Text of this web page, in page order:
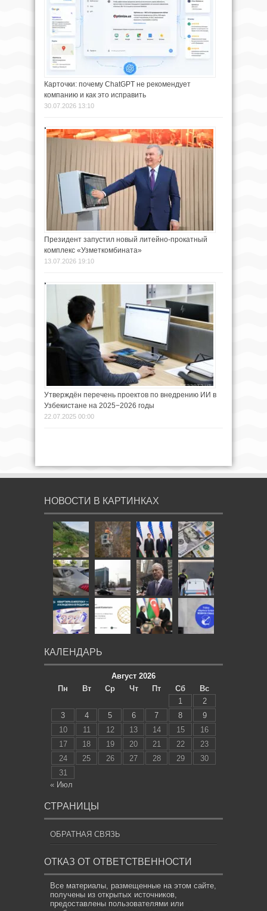
Карточки: почему ChatGPT не рекомендует
компанию и как это исправить
30.07.2026 13:10
Президент запустил новый литейно-прокатный
комплекс «Узметкомбината»
13.07.2026 19:10
Утверждён перечень проектов по внедрению ИИ в
Узбекистане на 2025−2026 годы
22.07.2025 00:00
НОВОСТИ В КАРТИНКАХ
КАЛЕНДАРЬ
Август 2026
Пн
Вт Ср Чт Пт Сб
Вс
1
2
3
4 5 6 7 8
9
10
11 12 13 14 15
16
17
18 19 20 21 22
23
24
25 26 27 28 29
30
31
« Июл
СТРАНИЦЫ
ОБРАТНАЯ СВЯЗЬ
ОТКАЗ ОТ ОТВЕТСТВЕННОСТИ
Все материалы, размещенные на этом сайте,
получены из открытых источников,
предоставлены пользователями или